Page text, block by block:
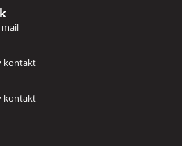
kontakt
kontakt